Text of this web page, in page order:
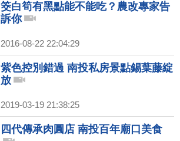
筊白筍有黑點能不能吃？農改專家告
訴你
2016-08-22 22:04:29
紫色控別錯過 南投私房景點錫葉藤綻
放
2019-03-19 21:38:25
四代傳承肉圓店 南投百年廟口美食